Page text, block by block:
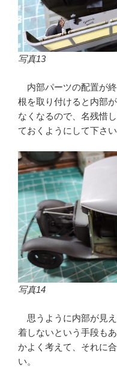
写真13
内部パーツの配置が
根を取り付けると内部
なくなるので、名残惜
ておくようにして下さい
写真14
思うように内部が見
着しないという手段も
かよく考えて、それに
い。